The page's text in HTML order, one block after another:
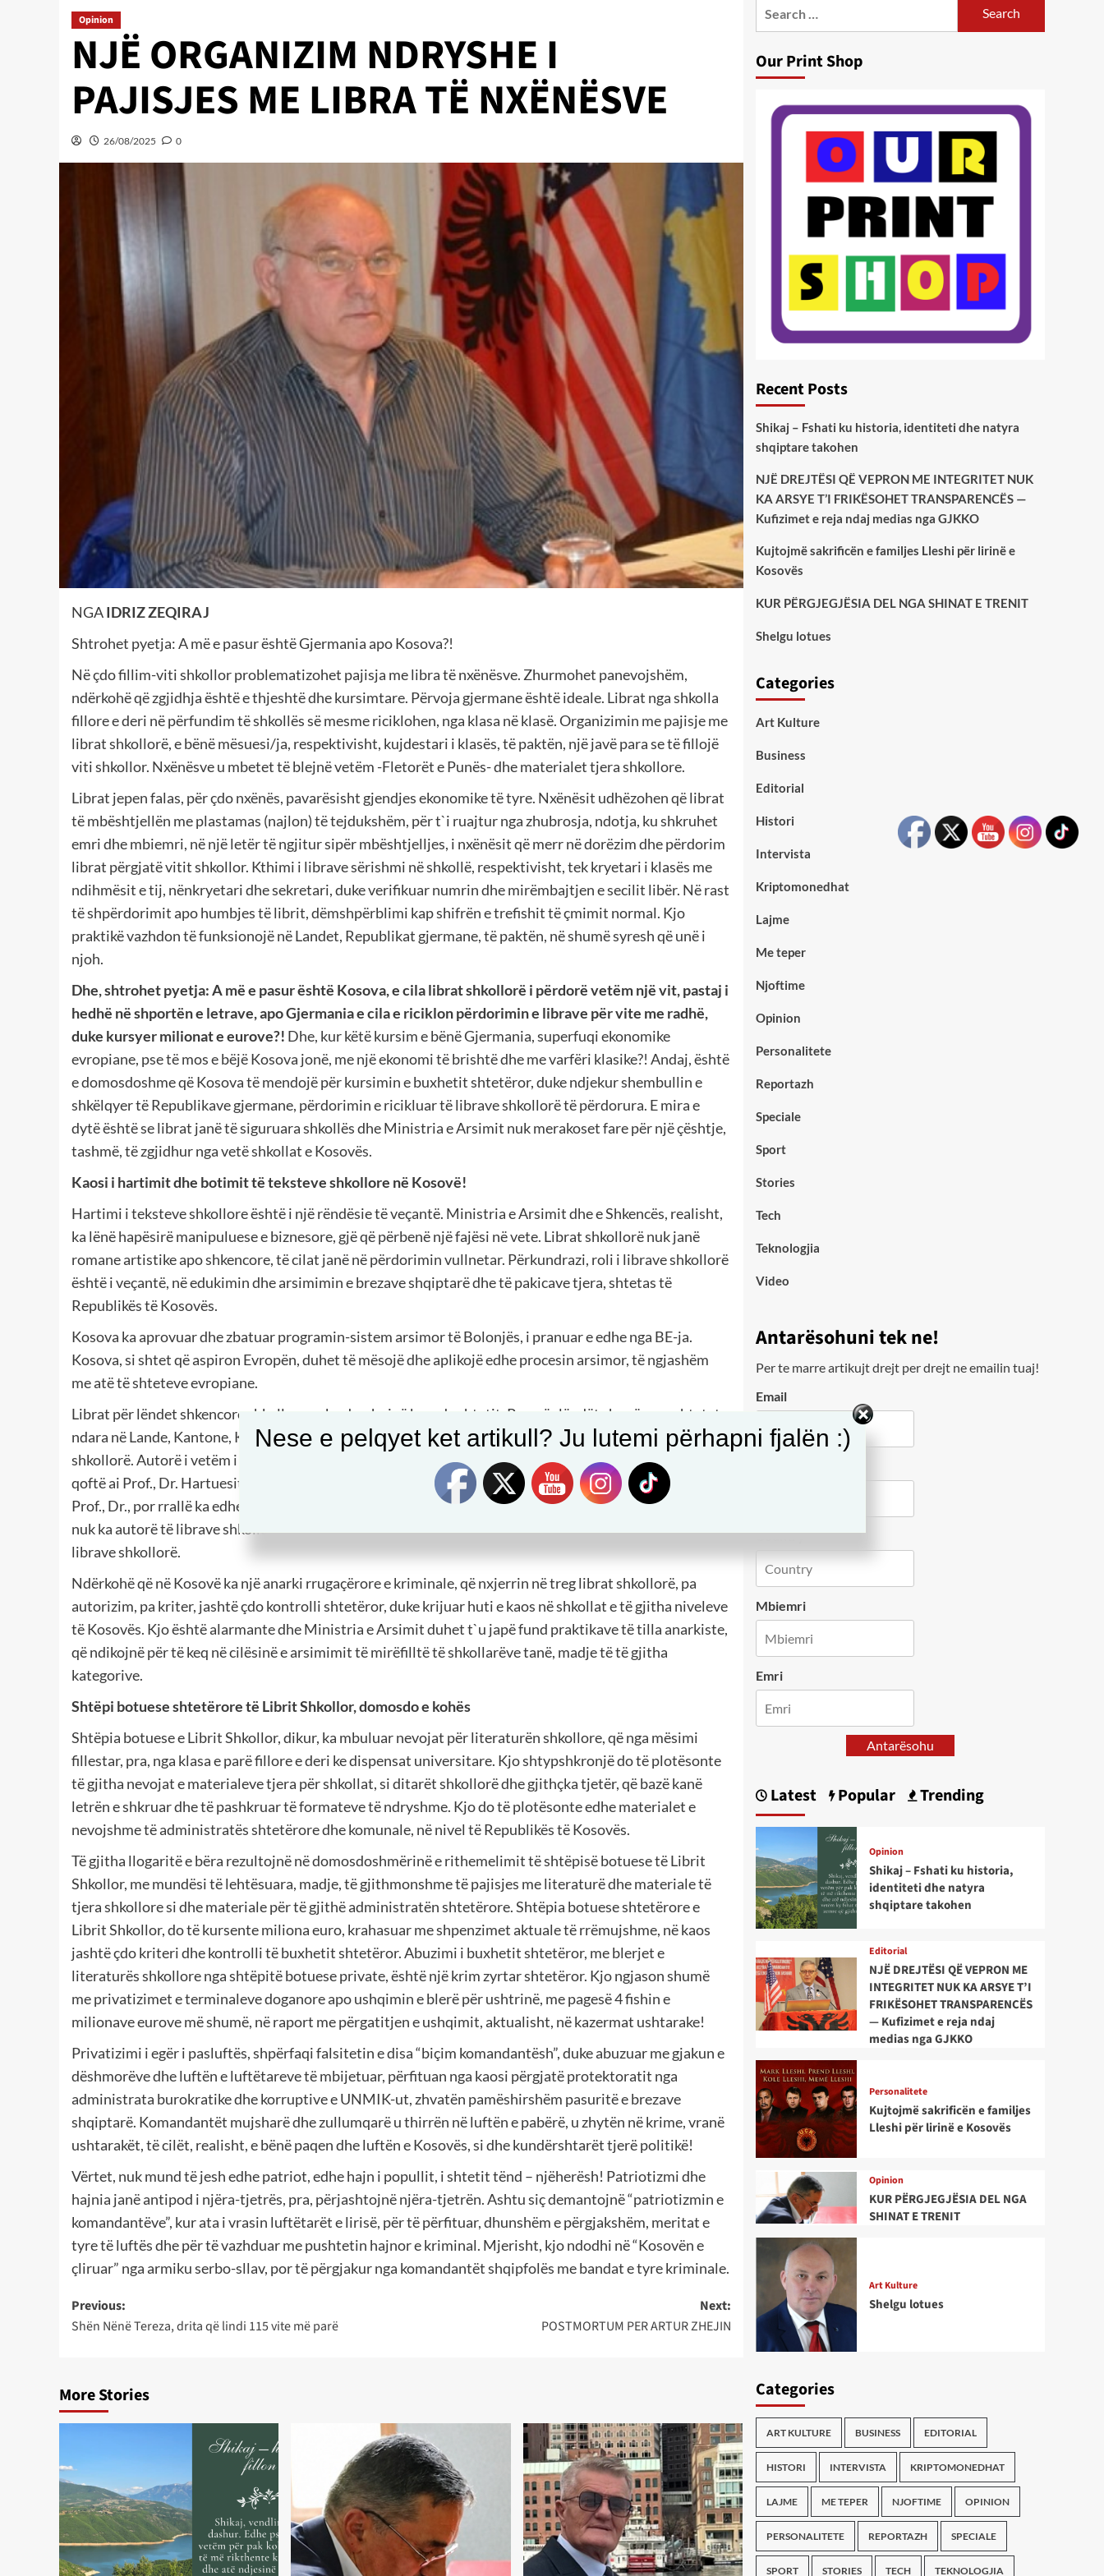
Opinion
NJË ORGANIZIM NDRYSHE I
PAJISJES ME LIBRA TË NXËNËSVE
26/08/2025 0
NGAIDRIZ ZEQIRAJ
Shtrohet pyetja: A më e pasur është Gjermania apo Kosova?!
Në çdo fillim-viti shkollor problematizohet pajisja me libra të nxënësve. Zhurmohet panevojshëm,
ndërkohë që zgjidhja është e thjeshtë dhe kursimtare. Përvoja gjermane është ideale. Librat nga shkolla
fillore e deri në përfundim të shkollës së mesme riciklohen, nga klasa në klasë. Organizimin me pajisje me
librat shkollorë, e bënë mësuesi/ja, respektivisht, kujdestari i klasës, të paktën, një javë para se të fillojë
viti shkollor. Nxënësve u mbetet të blejnë vetëm -Fletorët e Punës- dhe materialet tjera shkollore.
Librat jepen falas, për çdo nxënës, pavarësisht gjendjes ekonomike të tyre. Nxënësit udhëzohen që librat
të mbështjellën me plastamas (najlon) të tejdukshëm, për t`i ruajtur nga zhubrosja, ndotja, ku shkruhet
emri dhe mbiemri, në një letër të ngjitur sipër mbështjelljes, i nxënësit që merr në dorëzim dhe përdorim
librat përgjatë vitit shkollor. Kthimi i librave sërishmi në shkollë, respektivisht, tek kryetari i klasës me
ndihmësit e tij, nënkryetari dhe sekretari, duke verifikuar numrin dhe mirëmbajtjen e secilit libër. Në rast
të shpërdorimit apo humbjes të librit, dëmshpërblimi kap shifrën e trefishit të çmimit normal. Kjo
praktikë vazhdon të funksionojë në Landet, Republikat gjermane, të paktën, në shumë syresh që unë i
njoh.
Dhe, shtrohet pyetja: A më e pasur është Kosova, e cila librat shkollorë i përdorë vetëm një vit, pastaj i
hedhë në shportën e letrave, apo Gjermania e cila e riciklon përdorimin e librave për vite me radhë,
duke kursyer milionat e eurove?! Dhe, kur këtë kursim e bënë Gjermania, superfuqi ekonomike
evropiane, pse të mos e bëjë Kosova jonë, me një ekonomi të brishtë dhe me varfëri klasike?! Andaj, është
e domosdoshme që Kosova të mendojë për kursimin e buxhetit shtetëror, duke ndjekur shembullin e
shkëlqyer të Republikave gjermane, përdorimin e ricikluar të librave shkollorë të përdorura. E mira e
dytë është se librat janë të siguruara shkollës dhe Ministria e Arsimit nuk merakoset fare për një çështje,
tashmë, të zgjidhur nga vetë shkollat e Kosovës.
Kaosi i hartimit dhe botimit të teksteve shkollore në Kosovë!
Hartimi i teksteve shkollore është i një rëndësie të veçantë. Ministria e Arsimit dhe e Shkencës, realisht,
ka lënë hapësirë manipuluese e biznesore, gjë që përbenë një fajësi në vete. Librat shkollorë nuk janë
romane artistike apo shkencore, të cilat janë në përdorimin vullnetar. Përkundrazi, roli i librave shkollorë
është i veçantë, në edukimin dhe arsimimin e brezave shqiptarë dhe të pakicave tjera, shtetas të
Republikës të Kosovës.
Kosova ka aprovuar dhe zbatuar programin-sistem arsimor të Bolonjës, i pranuar e edhe nga BE-ja.
Kosova, si shtet që aspiron Evropën, duhet të mësojë dhe aplikojë edhe procesin arsimor, të ngjashëm
me atë të shteteve evropiane.
Librat për lëndet shkencore shkollore nuk ndryshojnë brenda shtetit. Por, për lëndët shoqërore, shtetet e
ndara në Lande, Kantone, Komuna të Evropës, kanë specifikat e tyre, andaj edhe përshtatën librat
shkollorë. Autorë i vetëm i një libri shkollor, madje i çfarëdo natyre qoftë, nuk mund të jetë një njeri,
qoftë ai Prof., Dr. Hartuesit e librave shkollorë janë grup autorësh, zakonisht, tre dhe më shumë titullarë:
Prof., Dr., por rrallë ka edhe ndonjë ndihmës magjistër. Në vendet e Evropës të zhvilluar, të emancipuar
nuk ka autorë të librave shkollorë të pa licencuar dhe as vullnetarë, të cilët bëjnë biznes me hartimin e
librave shkollorë.
Ndërkohë që në Kosovë ka një anarki rrugaçërore e kriminale, që nxjerrin në treg librat shkollorë, pa
autorizim, pa kriter, jashtë çdo kontrolli shtetëror, duke krijuar huti e kaos në shkollat e të gjitha niveleve
të Kosovës. Kjo është alarmante dhe Ministria e Arsimit duhet t`u japë fund praktikave të tilla anarkiste,
që ndikojnë për të keq në cilësinë e arsimimit të mirëfilltë të shkollarëve tanë, madje të të gjitha
kategorive.
Shtëpi botuese shtetërore të Librit Shkollor, domosdo e kohës
Shtëpia botuese e Librit Shkollor, dikur, ka mbuluar nevojat për literaturën shkollore, që nga mësimi
fillestar, pra, nga klasa e parë fillore e deri ke dispensat universitare. Kjo shtypshkronjë do të plotësonte
të gjitha nevojat e materialeve tjera për shkollat, si ditarët shkollorë dhe gjithçka tjetër, që bazë kanë
letrën e shkruar dhe të pashkruar të formateve të ndryshme. Kjo do të plotësonte edhe materialet e
nevojshme të administratës shtetërore dhe komunale, në nivel të Republikës të Kosovës.
Të gjitha llogaritë e bëra rezultojnë në domosdoshmërinë e rithemelimit të shtëpisë botuese të Librit
Shkollor, me mundësi të lehtësuara, madje, të gjithmonshme të pajisjes me literaturë dhe materiale të
tjera shkollore si dhe materiale për të gjithë administratën shtetërore. Shtëpia botuese shtetërore e
Librit Shkollor, do të kursente miliona euro, krahasuar me shpenzimet aktuale të rrëmujshme, në kaos
jashtë çdo kriteri dhe kontrolli të buxhetit shtetëror. Abuzimi i buxhetit shtetëror, me blerjet e
literaturës shkollore nga shtëpitë botuese private, është një krim zyrtar shtetëror. Kjo ngjason shumë
me privatizimet e terminaleve doganore apo ushqimin e blerë për ushtrinë, me pagesë 4 fishin e
milionave eurove më shumë, në raport me përgatitjen e ushqimit, aktualisht, në kazermat ushtarake!
Privatizimi i egër i pasluftës, shpërfaqi falsitetin e disa “biçim komandantësh”, duke abuzuar me gjakun e
dëshmorëve dhe luftën e luftëtareve të mbijetuar, përfituan nga kaosi përgjatë protektoratit nga
administrata burokratike dhe korruptive e UNMIK-ut, zhvatën pamëshirshëm pasuritë e brezave
shqiptarë. Komandantët mujsharë dhe zullumqarë u thirrën në luftën e pabërë, u zhytën në krime, vranë
ushtarakët, të cilët, realisht, e bënë paqen dhe luftën e Kosovës, si dhe kundërshtarët tjerë politikë!
Vërtet, nuk mund të jesh edhe patriot, edhe hajn i popullit, i shtetit tënd – njëherësh! Patriotizmi dhe
hajnia janë antipod i njëra-tjetrës, pra, përjashtojnë njëra-tjetrën. Ashtu siç demantojnë “patriotizmin e
komandantëve”, kur ata i vrasin luftëtarët e lirisë, për të përfituar, dhunshëm e përgjakshëm, meritat e
tyre të luftës dhe për të vazhduar me pushtetin hajnor e kriminal. Mjerisht, kjo ndodhi në “Kosovën e
çliruar” nga armiku serbo-sllav, por të përgjakur nga komandantët shqipfolës me bandat e tyre kriminale.
Post
navigation
Previous:
Shën Nënë Tereza, drita që lindi 115 vite më parë
Next:
POSTMORTUM PER ARTUR ZHEJIN
More Stories
Our Print Shop
Recent Posts
Shikaj – Fshati ku historia, identiteti dhe natyra
shqiptare takohen
NJË DREJTËSI QË VEPRON ME INTEGRITET NUK
KA ARSYE T’I FRIKËSOHET TRANSPARENCËS —
Kufizimet e reja ndaj medias nga GJKKO
Kujtojmë sakrificën e familjes Lleshi për lirinë e
Kosovës
KUR PËRGJEGJËSIA DEL NGA SHINAT E TRENIT
Shelgu lotues
Categories
Art Kulture
Business
Editorial
Histori
Intervista
Kriptomonedhat
Lajme
Me teper
Njoftime
Opinion
Personalitete
Reportazh
Speciale
Sport
Stories
Tech
Teknologjia
Video
Antarësohuni tek ne!
Per te marre artikujt drejt per drejt ne emailin tuaj!
Email
Country
Mbiemri
Emri
Antarësohu
Latest Popular Trending
Opinion
Shikaj – Fshati ku historia,
identiteti dhe natyra
shqiptare takohen
Editorial
NJË DREJTËSI QË VEPRON ME
INTEGRITET NUK KA ARSYE T’I
FRIKËSOHET TRANSPARENCËS
— Kufizimet e reja ndaj
medias nga GJKKO
Personalitete
Kujtojmë sakrificën e familjes
Lleshi për lirinë e Kosovës
Opinion
KUR PËRGJEGJËSIA DEL NGA
SHINAT E TRENIT
Art Kulture
Shelgu lotues
Categories
ART KULTURE BUSINESS EDITORIAL
HISTORI INTERVISTA KRIPTOMONEDHAT
LAJME ME TEPER NJOFTIME OPINION
PERSONALITETE REPORTAZH SPECIALE
SPORT STORIES TECH TEKNOLOGJIA
Nese e pelqyet ket artikull? Ju lutemi përhapni fjalën :)